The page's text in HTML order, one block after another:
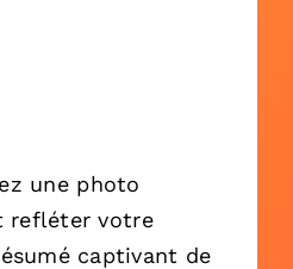
une photo
refléter votre
captivant de